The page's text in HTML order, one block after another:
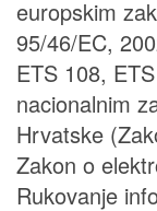
europskim
95/46/EC,
ETS 108,
nacionalnim
Hrvatske
Zakon o
Rukovanje